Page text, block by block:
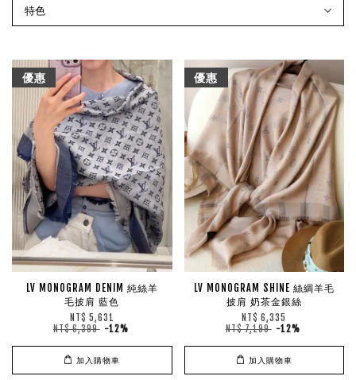
優惠
LV MONOGRAM DENIM 純絲羊
毛披肩 藍色
NT$ 5,631
NT$ 6,399 -12%
加入購物車
優惠
LV MONOGRAM SHINE 絲綢羊毛
披肩 奶茶金銀絲
NT$ 6,335
NT$ 7,199 -12%
加入購物車